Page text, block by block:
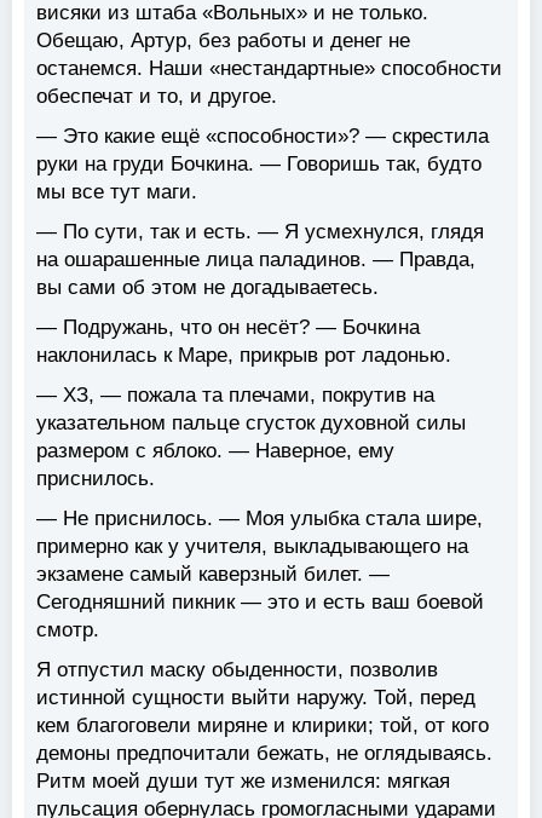
висяки из штаба «Вольных» и не только.
Обещаю, Артур, без работы и денег не
останемся. Наши «нестандартные» способности
обеспечат и то, и другое.
— Это какие ещё «способности»? — скрестила
руки на груди Бочкина. — Говоришь так, будто
мы все тут маги.
— По сути, так и есть. — Я усмехнулся, глядя
на ошарашенные лица паладинов. — Правда,
вы сами об этом не догадываетесь.
— Подружань, что он несёт? — Бочкина
наклонилась к Маре, прикрыв рот ладонью.
— ХЗ, — пожала та плечами, покрутив на
указательном пальце сгусток духовной силы
размером с яблоко. — Наверное, ему
приснилось.
— Не приснилось. — Моя улыбка стала шире,
примерно как у учителя, выкладывающего на
экзамене самый каверзный билет. —
Сегодняшний пикник — это и есть ваш боевой
смотр.
Я отпустил маску обыденности, позволив
истинной сущности выйти наружу. Той, перед
кем благоговели миряне и клирики; той, от кого
демоны предпочитали бежать, не оглядываясь.
Ритм моей души тут же изменился: мягкая
пульсация обернулась громогласными ударами